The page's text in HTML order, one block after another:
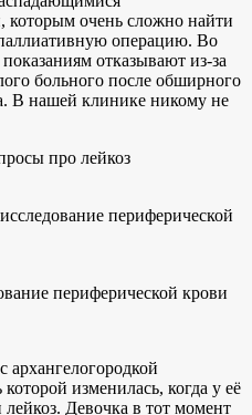
которым очень сложно найти
операцию. Во
отказывают из-за
больного после обширного
В нашей клинике никому не
про лейкоз
периферической
периферической крови
архангелогородкой
изменилась, когда у её
Девочка в тот момент